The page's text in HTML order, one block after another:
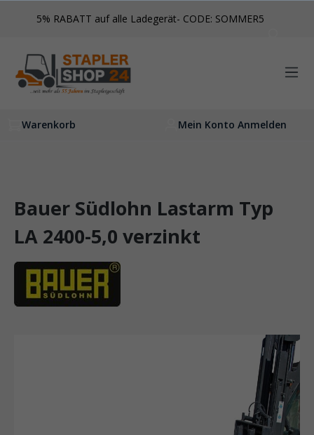
springen
5% RABATT auf alle Ladegerät- CODE: SOMMER5
Mein Konto Anmelden
Warenkorb
Bauer Südlohn Lastarm Typ
LA 2400-5,0 verzinkt